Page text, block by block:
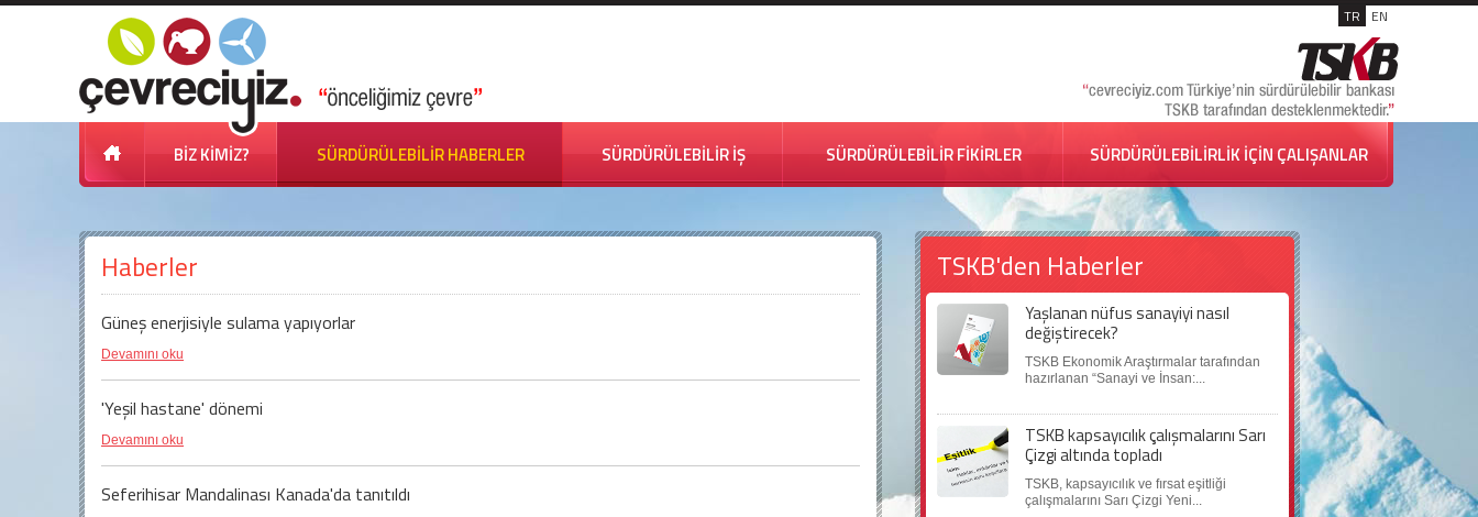
TR EN
BİZ KİMİZ? SÜRDÜRÜLEBİLİR HABERLER SÜRDÜRÜLEBİLİR İŞ SÜRDÜRÜLEBİLİR FİKİRLER SÜRDÜRÜLEBİLİRLİK İÇİN ÇALIŞANLAR
Haberler
Güneş enerjisiyle sulama yapıyorlar
Devamını oku
'Yeşil hastane' dönemi
Devamını oku
Seferihisar Mandalinası Kanada'da tanıtıldı
TSKB'den Haberler
Yaşlanan nüfus sanayiyi nasıl
değiştirecek?
TSKB Ekonomik Araştırmalar tarafından
hazırlanan “Sanayi ve İnsan:...
TSKB kapsayıcılık çalışmalarını Sarı
Çizgi altında topladı
TSKB, kapsayıcılık ve fırsat eşitliği
çalışmalarını Sarı Çizgi Yeni...